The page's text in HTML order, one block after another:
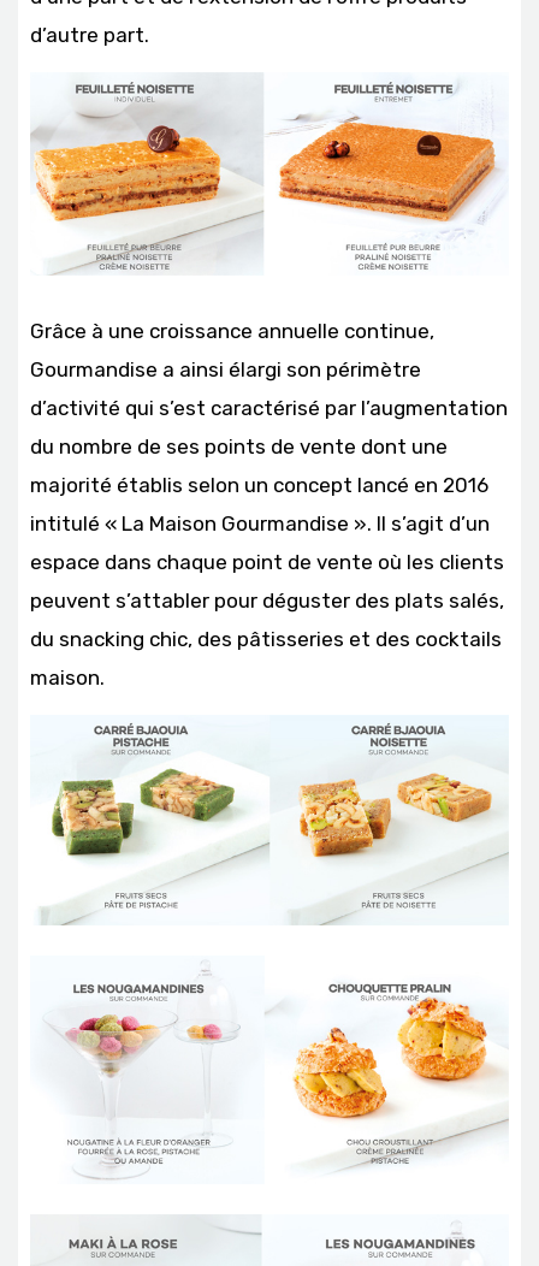
d’autre part.
Grâce à une croissance annuelle continue,
Gourmandise a ainsi élargi son périmètre
d’activité qui s’est caractérisé par l’augmentation
du nombre de ses points de vente dont une
majorité établis selon un concept lancé en 2016
intitulé « La Maison Gourmandise ». Il s’agit d’un
espace dans chaque point de vente où les clients
peuvent s’attabler pour déguster des plats salés,
du snacking chic, des pâtisseries et des cocktails
maison.